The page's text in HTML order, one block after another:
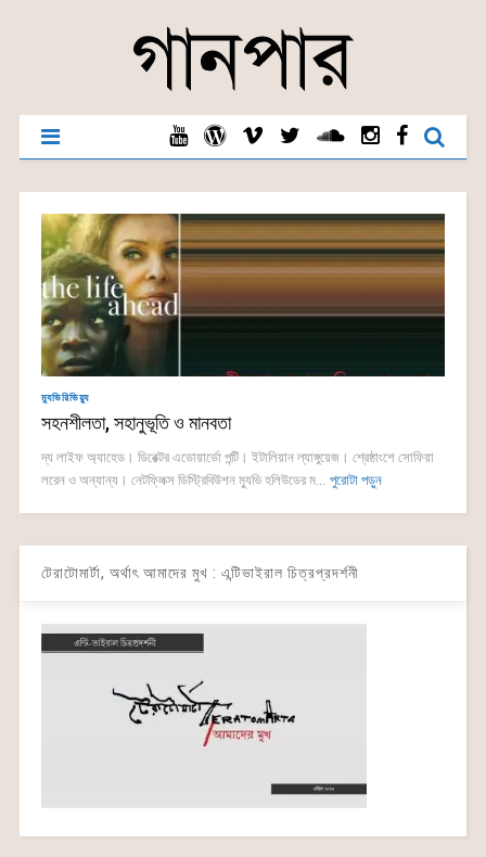
ম্যুভিরিভিয়্যু
সহনশীলতা, সহানুভূতি ও মানবতা
দ্য লাইফ অ্যাহেড। ডিরেক্টর এডোয়ার্ডো পন্টি। ইটালিয়ান ল্যাঙ্গুয়েজ। শ্রেষ্ঠাংশে সোফিয়া
লরেন ও অন্যান্য। নেটফ্লিক্স ডিস্ট্রিবিউশন ম্যুভি হলিউডের ম... পুরোটা পড়ুন
টেরাটোমার্টা, অর্থাৎ আমাদের মুখ : এন্টিভাইরাল চিত্রপ্রদর্শনী